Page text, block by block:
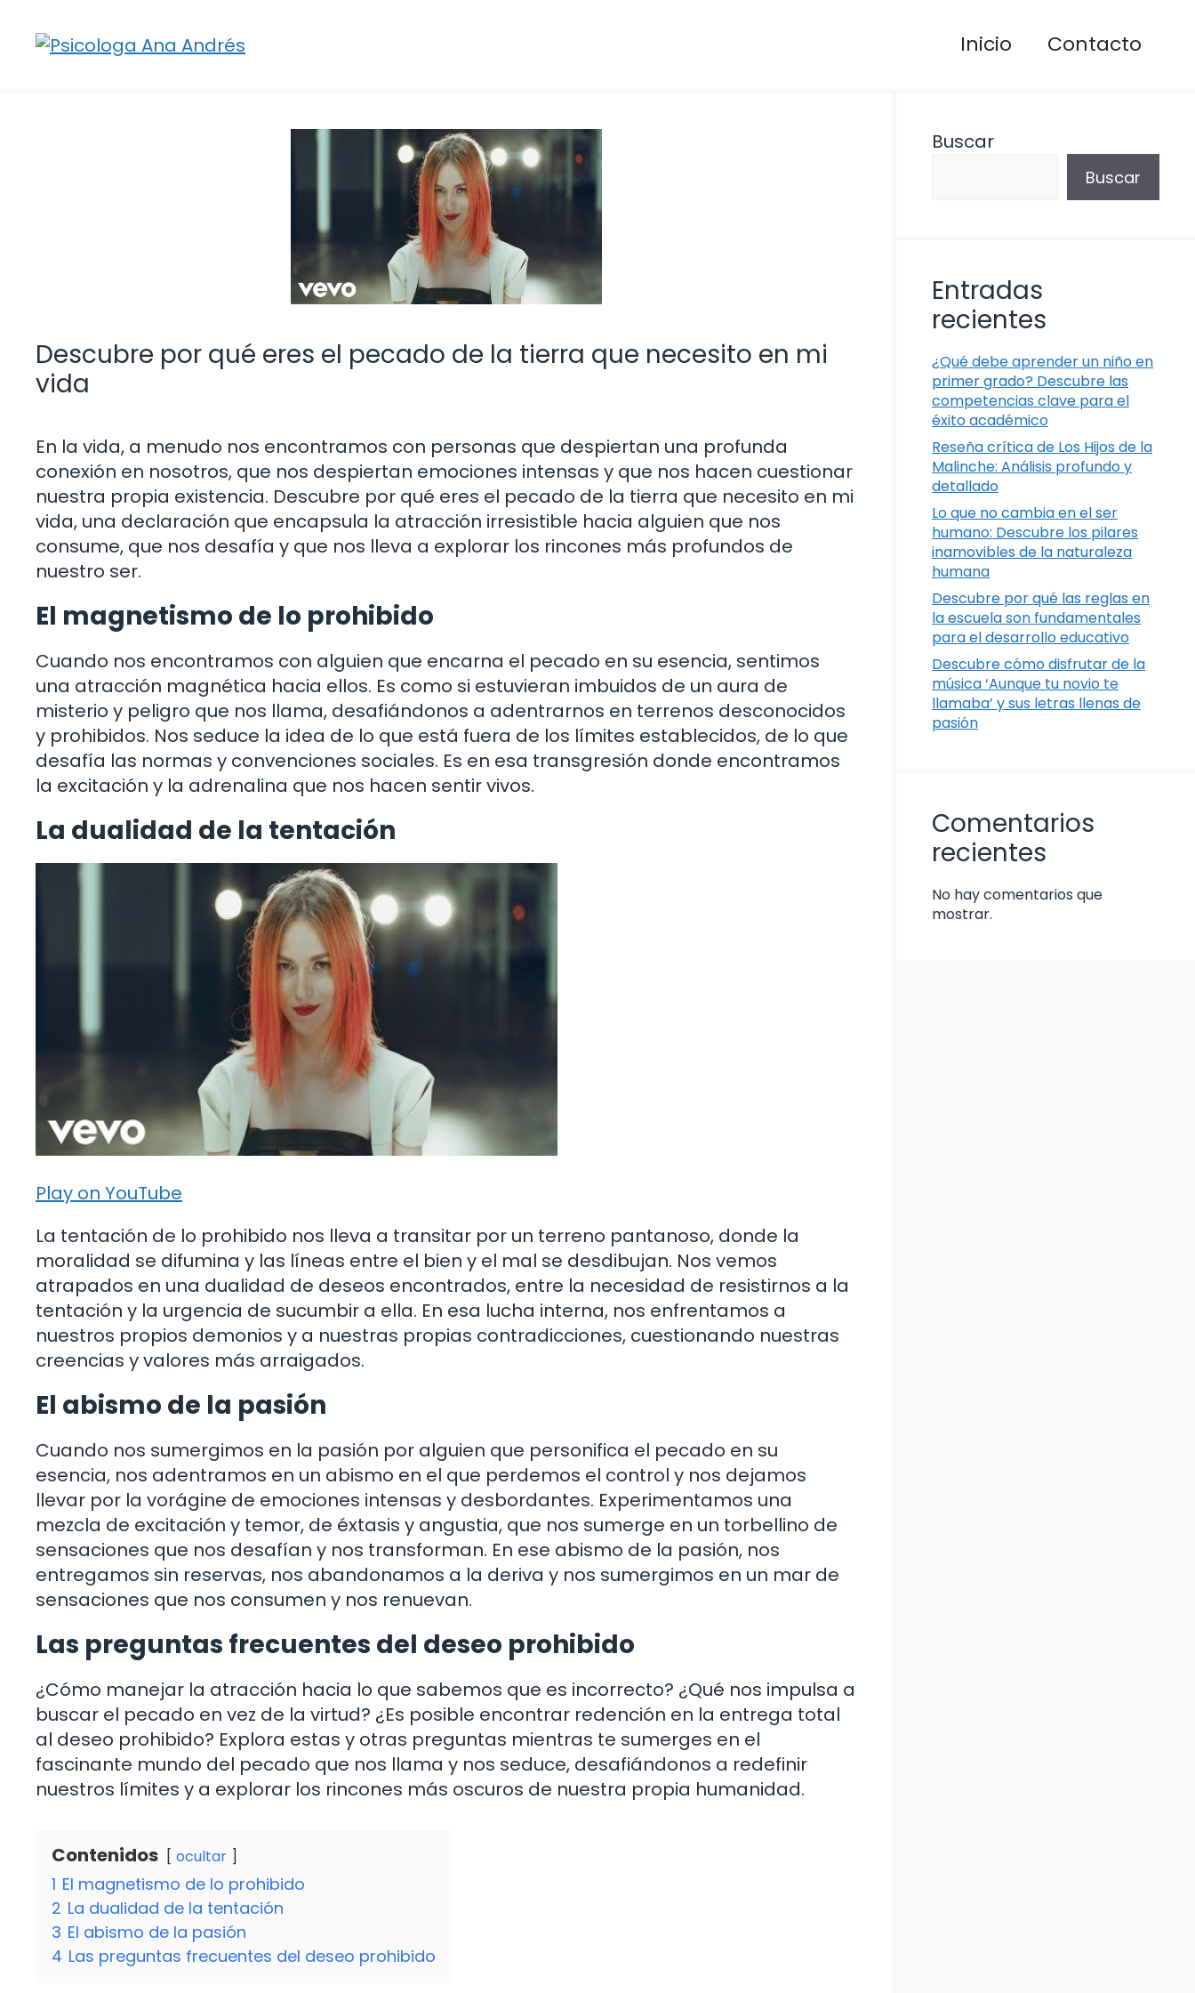
contenido
Inicio Contacto
Descubre por qué eres el pecado de la tierra que necesito en mi
vida
En la vida, a menudo nos encontramos con personas que despiertan una profunda
conexión en nosotros, que nos despiertan emociones intensas y que nos hacen cuestionar
nuestra propia existencia. Descubre por qué eres el pecado de la tierra que necesito en mi
vida, una declaración que encapsula la atracción irresistible hacia alguien que nos
consume, que nos desafía y que nos lleva a explorar los rincones más profundos de
nuestro ser.
El magnetismo de lo prohibido
Cuando nos encontramos con alguien que encarna el pecado en su esencia, sentimos
una atracción magnética hacia ellos. Es como si estuvieran imbuidos de un aura de
misterio y peligro que nos llama, desafiándonos a adentrarnos en terrenos desconocidos
y prohibidos. Nos seduce la idea de lo que está fuera de los límites establecidos, de lo que
desafía las normas y convenciones sociales. Es en esa transgresión donde encontramos
la excitación y la adrenalina que nos hacen sentir vivos.
La dualidad de la tentación
Play on YouTube
La tentación de lo prohibido nos lleva a transitar por un terreno pantanoso, donde la
moralidad se difumina y las líneas entre el bien y el mal se desdibujan. Nos vemos
atrapados en una dualidad de deseos encontrados, entre la necesidad de resistirnos a la
tentación y la urgencia de sucumbir a ella. En esa lucha interna, nos enfrentamos a
nuestros propios demonios y a nuestras propias contradicciones, cuestionando nuestras
creencias y valores más arraigados.
El abismo de la pasión
Cuando nos sumergimos en la pasión por alguien que personifica el pecado en su
esencia, nos adentramos en un abismo en el que perdemos el control y nos dejamos
llevar por la vorágine de emociones intensas y desbordantes. Experimentamos una
mezcla de excitación y temor, de éxtasis y angustia, que nos sumerge en un torbellino de
sensaciones que nos desafían y nos transforman. En ese abismo de la pasión, nos
entregamos sin reservas, nos abandonamos a la deriva y nos sumergimos en un mar de
sensaciones que nos consumen y nos renuevan.
Las preguntas frecuentes del deseo prohibido
¿Cómo manejar la atracción hacia lo que sabemos que es incorrecto? ¿Qué nos impulsa a
buscar el pecado en vez de la virtud? ¿Es posible encontrar redención en la entrega total
al deseo prohibido? Explora estas y otras preguntas mientras te sumerges en el
fascinante mundo del pecado que nos llama y nos seduce, desafiándonos a redefinir
nuestros límites y a explorar los rincones más oscuros de nuestra propia humanidad.
Contenidos ocultar
1 El magnetismo de lo prohibido
2 La dualidad de la tentación
3 El abismo de la pasión
4 Las preguntas frecuentes del deseo prohibido
Buscar
Buscar
Entradas
recientes
¿Qué debe aprender un niño en
primer grado? Descubre las
competencias clave para el
éxito académico
Reseña crítica de Los Hijos de la
Malinche: Análisis profundo y
detallado
Lo que no cambia en el ser
humano: Descubre los pilares
inamovibles de la naturaleza
humana
Descubre por qué las reglas en
la escuela son fundamentales
para el desarrollo educativo
Descubre cómo disfrutar de la
música ‘Aunque tu novio te
llamaba’ y sus letras llenas de
pasión
Comentarios
recientes
No hay comentarios que
mostrar.